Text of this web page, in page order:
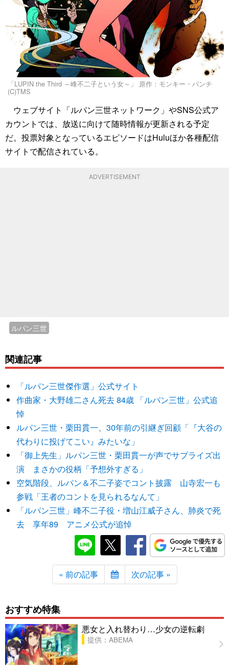
「LUPIN the Third ～峰不二子という女～」 原作：モンキー・パンチ
(C)TMS
ウェブサイト「ルパン三世ネットワーク」やSNS公式ア
カウントでは、放送に向けて随時情報が更新される予定
だ。投票対象となっているエピソードはHuluほか各種配信
サイトで配信されている。
ADVERTISEMENT
ルパン三世
関連記事
「ルパン三世傑作選」公式サイト
作曲家・大野雄二さん死去 84歳 「ルパン三世」公式追
悼
ルパン三世・栗田貫一、30年前の引継ぎ回顧「『大谷の
代わりに投げてこい』みたいな」
「御上先生」ルパン三世・栗田貫一が声でサプライズ出
演 まさかの役柄「予想外すぎる」
空気階段、ルパン＆不二子姿でコント披露 山寺宏一も
参戦「王者のコントを見られるなんて」
「ルパン三世」峰不二子役・増山江威子さん、肺炎で死
去 享年89 アニメ公式が追悼
« 前の記事 次の記事 »
おすすめ特集
悪女と入れ替わり…少女の逆転劇
提供：ABEMA